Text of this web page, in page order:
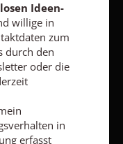
kündigen
Ideen-
willige in
zum
durch den
oder die
in
erfasst